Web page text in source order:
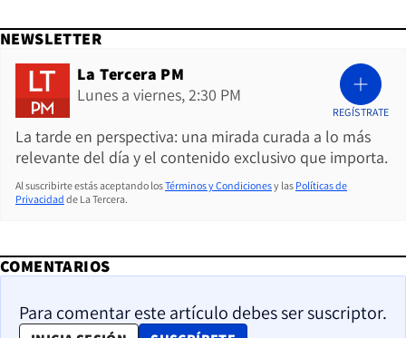
NEWSLETTER
La Tercera PM
Lunes a viernes, 2:30 PM
La tarde en perspectiva: una mirada curada a lo más
relevante del día y el contenido exclusivo que importa.
REGÍSTRATE
Al suscribirte estás aceptando losTérminos y Condicionesy las Políticas de
Privacidad de La Tercera.
COMENTARIOS
Para comentar este artículo debes ser suscriptor.